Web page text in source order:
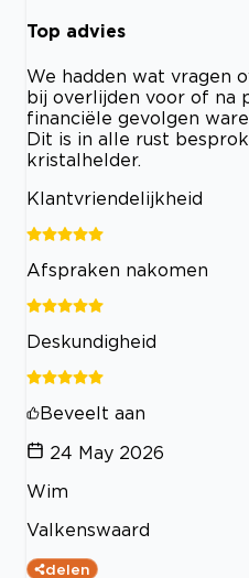
Top advies
We hadden wat vragen
bij overlijden voor of na
financiële gevolgen
Dit is in alle rust
kristalhelder.
Klantvriendelijkheid
Afspraken nakomen
Deskundigheid
Beveelt aan
24 May 2026
Wim
Valkenswaard
delen